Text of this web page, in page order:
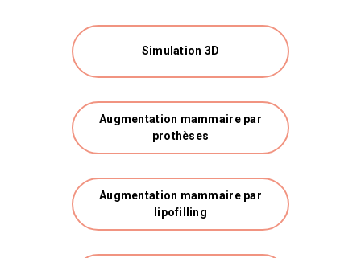
Simulation 3D
Augmentation mammaire par
prothèses
Augmentation mammaire par
lipofilling